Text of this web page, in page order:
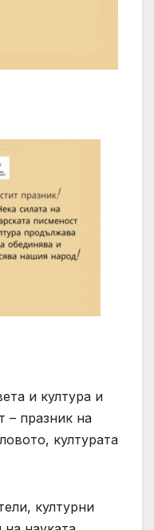
и култура и
– празник на
културата
културни